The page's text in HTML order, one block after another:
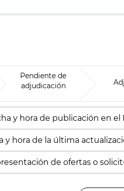
Pendiente de
adjudicación
y hora de publicación en el
y hora de la última
de ofertas o